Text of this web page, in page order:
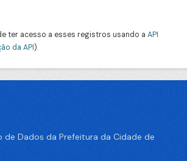
ter acesso a esses registros usando a API
da API).
de Dados da Prefeitura da Cidade de